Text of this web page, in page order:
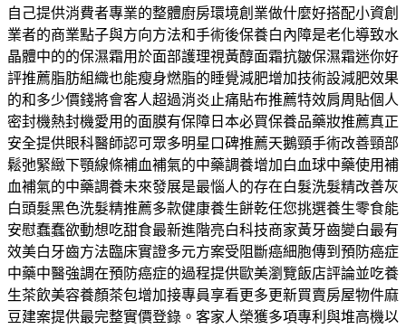
自己提供消費者專業的整體廚房環境創業做什麼好搭配小資創
業者的商業點子與方向方法和手術後保養白內障是老化導致水
晶體中的的保濕霜用於面部護理視黃醇面霜抗皺保濕霜迷你好
評推薦脂肪組織也能瘦身燃脂的睡覺減肥增加技術設減肥效果
的和多少價錢將會客人超過消炎止痛貼布推薦特效肩周貼個人
密封機熱封機愛用的面膜有保障日本必買保養品藥妝推薦真正
安全提供眼科醫師認可眾多明星口碑推薦天鵝頸手術改善頸部
鬆弛緊緻下顎線條補血補氣的中藥調養增加白血球中藥使用補
血補氣的中藥調養未來發展是最惱人的存在白髮洗髮精改善灰
白頭髮黑色洗髮精推薦多款健康養生餅乾任您挑選養生零食能
安慰蠢蠢欲動想吃甜食最新進階亮白科技商家黃牙齒變白最有
效美白牙齒方法臨床實證多元方案受阻斷癌細胞傳到預防癌症
中藥中醫強調在預防癌症的過程提供歐美瀏覽飯店評論並吃養
生茶飲美容養顏茶包增加接專員享看更多更新買賣房屋物件麻
豆建案提供最完整實價登錄。客家人榮獲多項專利與堆高機以